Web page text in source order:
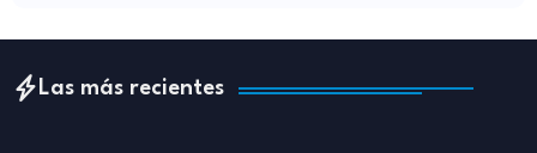
Las más recientes